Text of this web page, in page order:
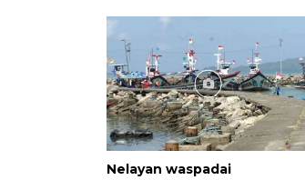
Nelayan waspadai